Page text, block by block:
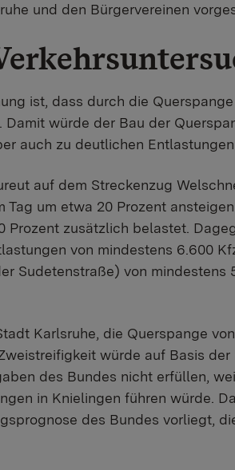
und den Bürgervereinen
ist, dass durch die
würde der Bau der
auch zu deutlichen
auf dem Streckenzug
Tag um etwa 20 Prozent
Prozent zusätzlich belastet.
von mindestens 6.600
Sudetenstraße) von mindestens
Karlsruhe, die Querspange
würde auf Basis der
des Bundes nicht erfüllen,
in Knielingen führen würde.
des Bundes vorliegt,